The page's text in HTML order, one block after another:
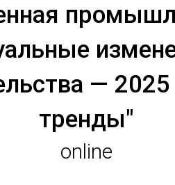
—
тренды"
online